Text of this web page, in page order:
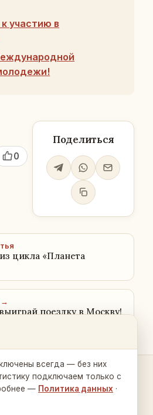
участию в
0
Поделиться
цикла «Планета
→
поездку в Москву!
и связь →
всегда — без них
подключаем только с
— Политика данных ·